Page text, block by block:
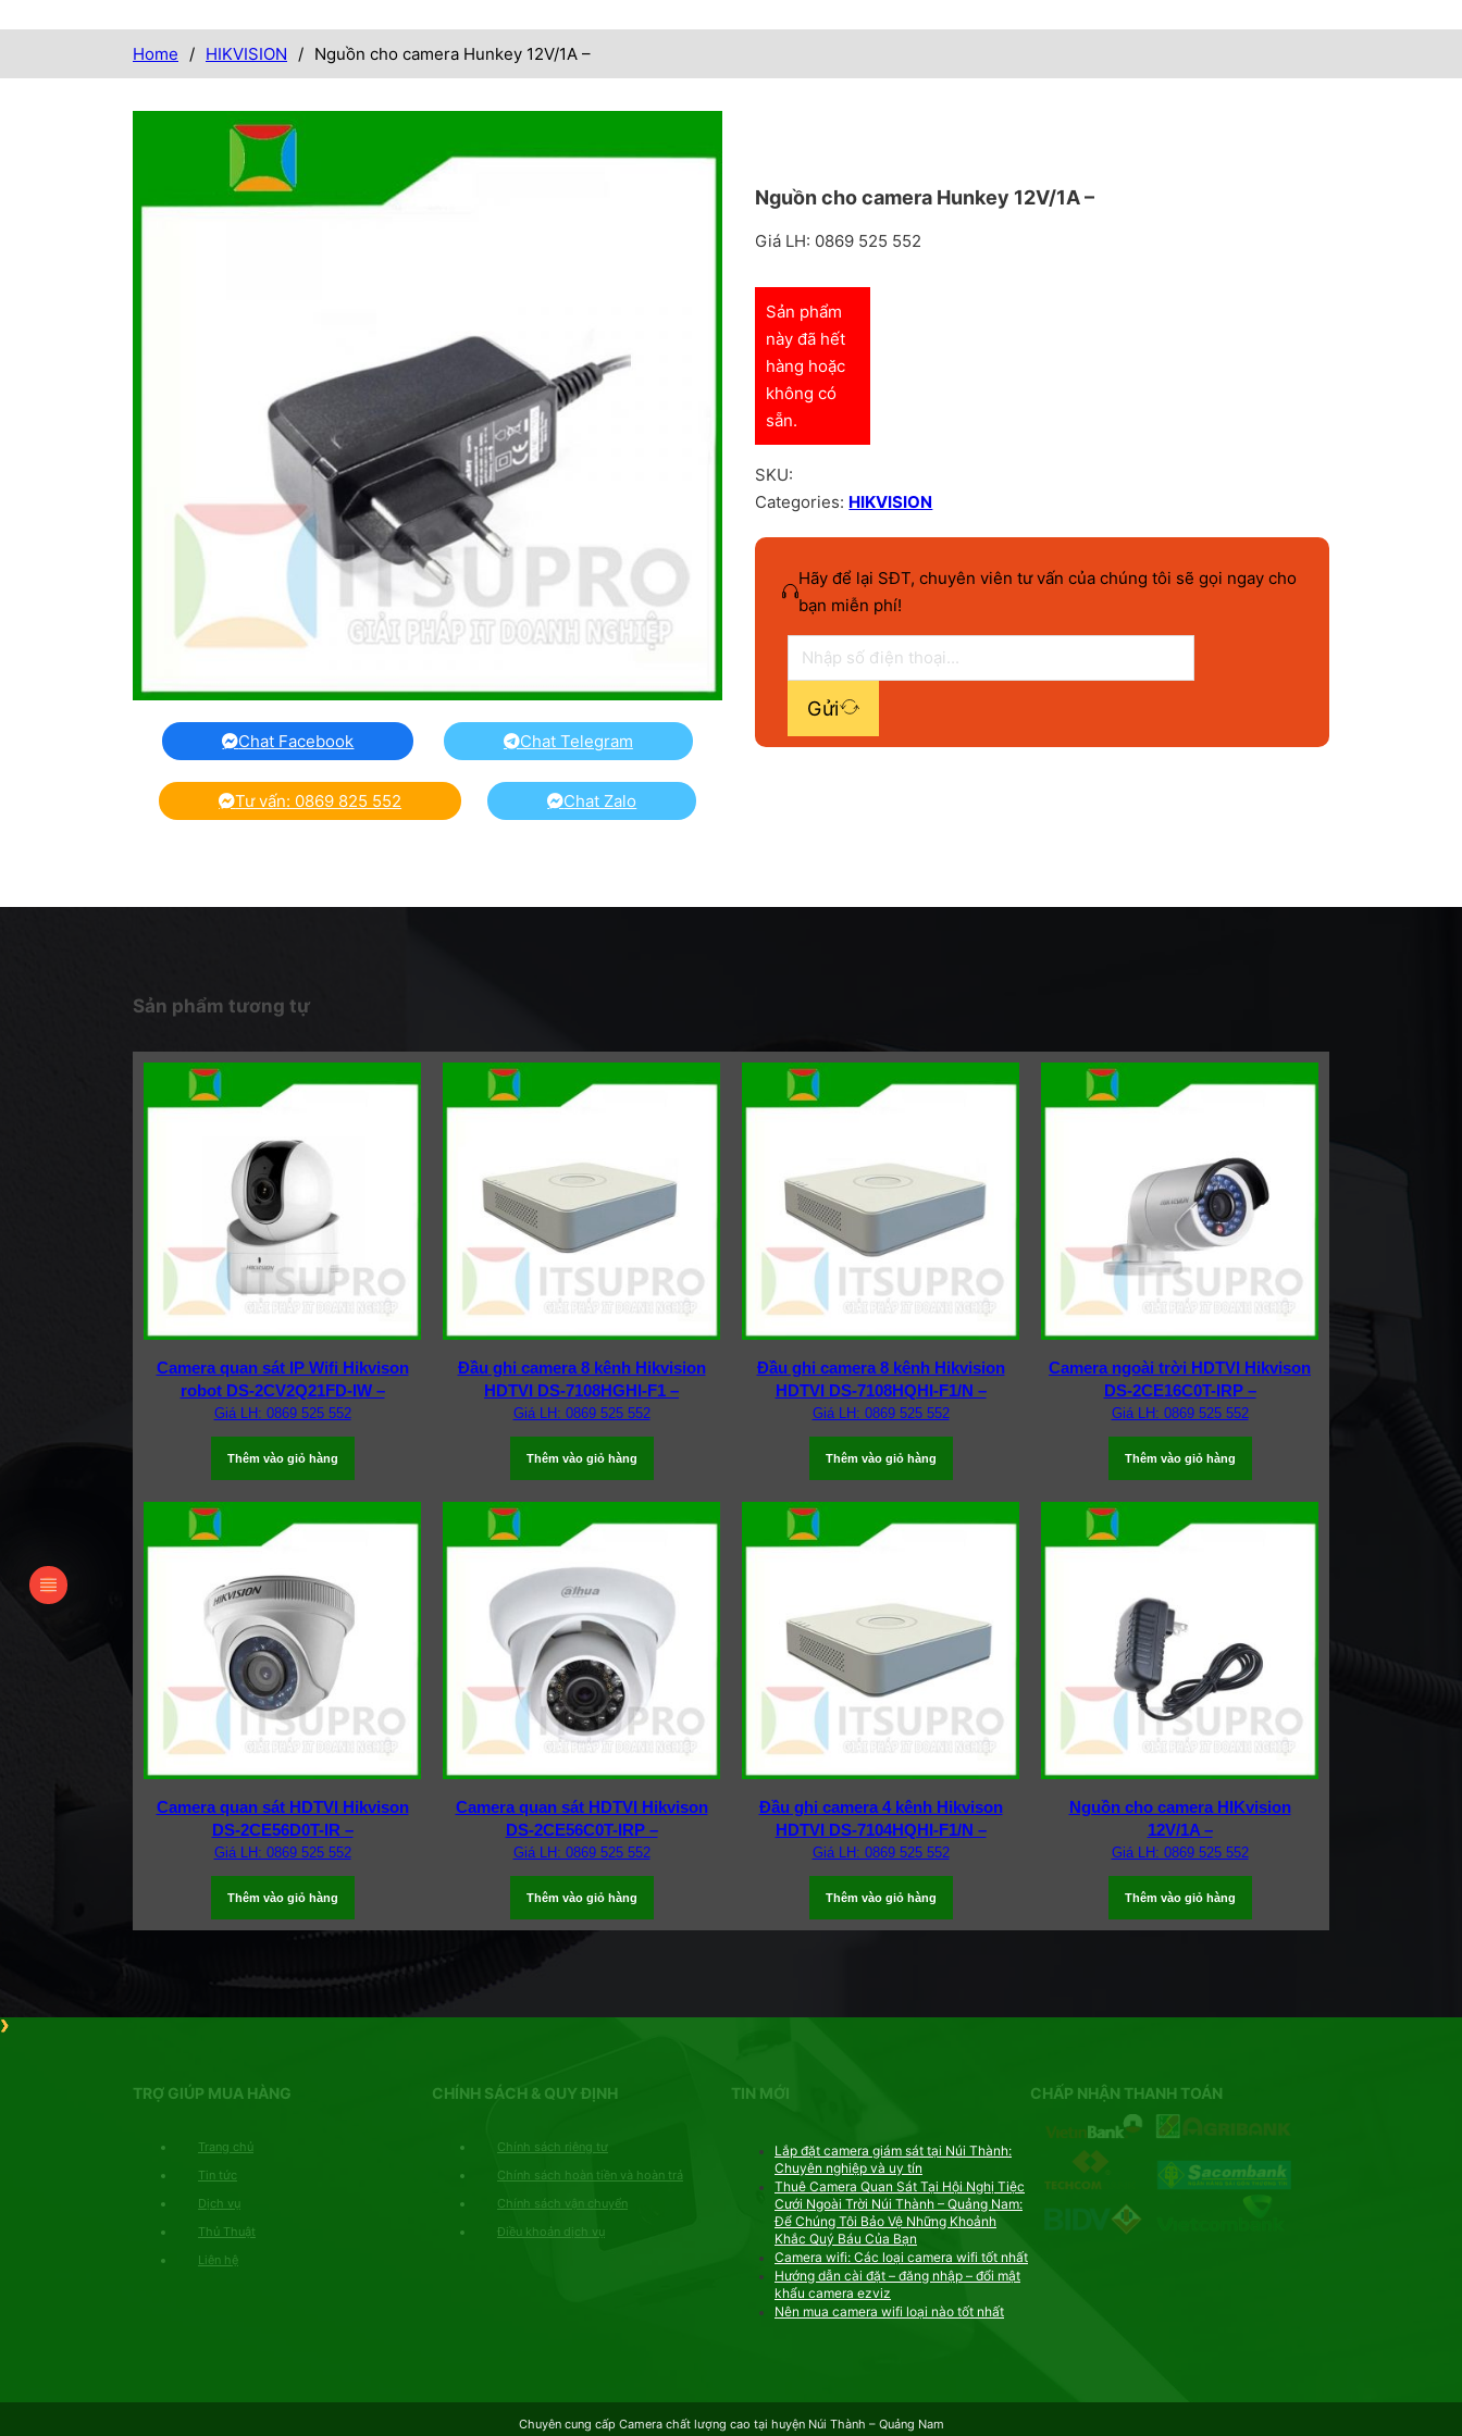
Home / HIKVISION / Nguồn cho camera Hunkey 12V/1A –
Chat Facebook Chat Telegram
Tư vấn: 0869 825 552 Chat Zalo
Nguồn cho camera Hunkey 12V/1A –
Giá LH: 0869 525 552
Sản phẩm
này đã hết
hàng hoặc
không có
sẵn.
SKU:
Categories: HIKVISION
Hãy để lại SĐT, chuyên viên tư vấn của chúng tôi sẽ gọi ngay cho
bạn miễn phí!
Gửi
Sản phẩm tương tự
Camera quan sát IP Wifi Hikvison
robot DS-2CV2Q21FD-IW –
Giá LH: 0869 525 552
Thêm vào giỏ hàng
Đầu ghi camera 8 kênh Hikvision
HDTVI DS-7108HGHI-F1 –
Giá LH: 0869 525 552
Thêm vào giỏ hàng
Đầu ghi camera 8 kênh Hikvision
HDTVI DS-7108HQHI-F1/N –
Giá LH: 0869 525 552
Thêm vào giỏ hàng
Camera ngoài trời HDTVI Hikvison
DS-2CE16C0T-IRP –
Giá LH: 0869 525 552
Thêm vào giỏ hàng
Camera quan sát HDTVI Hikvison
DS-2CE56D0T-IR –
Giá LH: 0869 525 552
Thêm vào giỏ hàng
Camera quan sát HDTVI Hikvison
DS-2CE56C0T-IRP –
Giá LH: 0869 525 552
Thêm vào giỏ hàng
Đầu ghi camera 4 kênh Hikvison
HDTVI DS-7104HQHI-F1/N –
Giá LH: 0869 525 552
Thêm vào giỏ hàng
Nguồn cho camera HIKvision
12V/1A –
Giá LH: 0869 525 552
Thêm vào giỏ hàng
TRỢ GIÚP MUA HÀNG
Trang chủ
Tin tức
Dịch vụ
Thủ Thuật
Liên hệ
CHÍNH SÁCH & QUY ĐỊNH
Chính sách riêng tư
Chính sách hoàn tiền và hoàn trả
Chính sách vận chuyển
Điều khoản dịch vụ
TIN MỚI
Lắp đặt camera giám sát tại Núi Thành:
Chuyên nghiệp và uy tín
Thuê Camera Quan Sát Tại Hội Nghị Tiệc
Cưới Ngoài Trời Núi Thành – Quảng Nam:
Để Chúng Tôi Bảo Vệ Những Khoảnh
Khắc Quý Báu Của Bạn
Camera wifi: Các loại camera wifi tốt nhất
Hướng dẫn cài đặt – đăng nhập – đổi mật
khẩu camera ezviz
Nên mua camera wifi loại nào tốt nhất
CHẤP NHẬN THANH TOÁN
Chuyên cung cấp Camera chất lượng cao tại huyện Núi Thành – Quảng Nam